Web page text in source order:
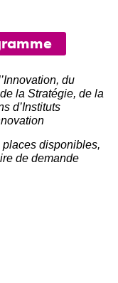
du
la Stratégie, de la
d’Instituts
disponibles,
de demande